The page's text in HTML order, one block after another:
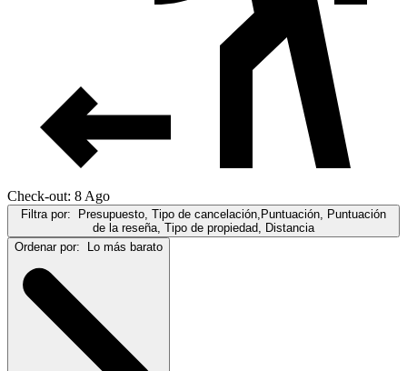
Check-out: 8 Ago
Filtra por:
Presupuesto, Tipo de cancelación,Puntuación, Puntuación
de la reseña, Tipo de propiedad, Distancia
Ordenar por:
Lo más barato